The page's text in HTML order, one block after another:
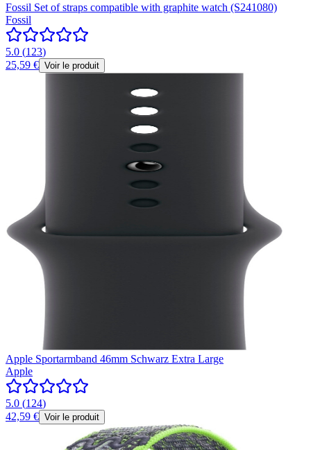
Fossil Set of straps compatible with graphite watch (S241080)
Fossil
5.0 (123)
25,59 € Voir le produit
Apple Sportarmband 46mm Schwarz Extra Large
Apple
5.0 (124)
42,59 € Voir le produit